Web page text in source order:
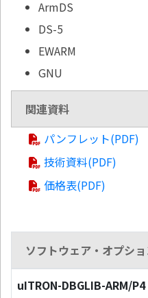
ArmDS
DS-5
EWARM
GNU
関連資料
パンフレット(PDF)
技術資料(PDF)
価格表(PDF)
ソフトウェア・オプシ
uITRON-DBGLIB-ARM/P4